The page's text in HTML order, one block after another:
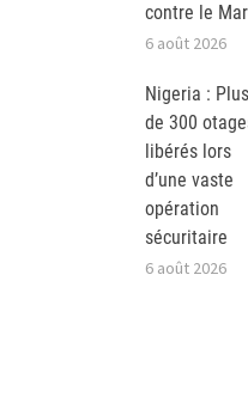
contre le
6 août 2026
Nigeria : Plus
de 300
libérés lors
d’une vaste
opération
sécuritaire
6 août 2026